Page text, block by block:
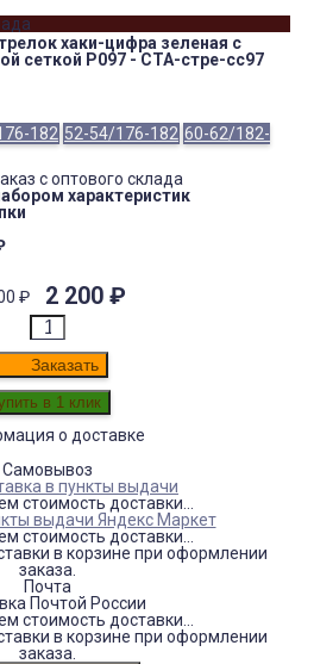
хаки-цифра зеленая с
сеткой Р097 - СТА-стре-сс97
182 52-54/176-182 60-62/182-
с оптового склада
характеристик
₽ 2 200 ₽
Заказать
о доставке
Самовывоз
в пункты выдачи
стоимость доставки...
выдачи Яндекс Маркет
стоимость доставки...
в корзине при оформлении
заказа.
Почта
Почтой России
стоимость доставки...
в корзине при оформлении
заказа.